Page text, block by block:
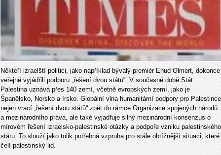
Někteří izraelští politici, jako například bývalý premiér Ehud Olmert, dokonce
veřejně vyjádřili podporu „řešení dvou států“. V současné době Stát
Palestina uznává přes 140 zemí, včetně evropských zemí, jako je
Španělsko, Norsko a Irsko. Globální vlna humanitární podpory pro Palestince
nejen vrací „řešení dvou států“ zpět do rámce Organizace spojených národů
a mezinárodního práva, ale také vyjadřuje silný mezinárodní konsenzus o
mírovém řešení izraelsko-palestinské otázky a podpoře vzniku palestinského
státu. To slouží jako tolik potřebná vzpruha pro stále obtížnější situaci, které
čelí palestinský lid.